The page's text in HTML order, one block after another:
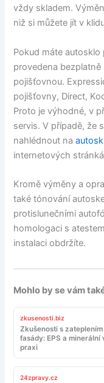
vždy skladem.
niž si můžete jít v
Pokud máte
provedena
pojišťovnou.
pojišťovny, Direct,
Proto je výhodné, v
servis. V případě, že
nahlédnout na
internetových
Kromě výměny a
také tónování
protislunečními
homologaci s
instalaci obdržíte.
Mohlo by se vám
zkusenosti.biz
Zkušenosti s zateplením
fasády: EPS a minerální
praxi
24zpravy.cz